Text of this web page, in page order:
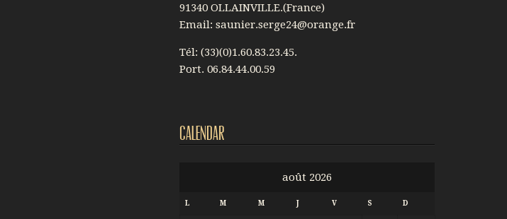
91340 OLLAINVILLE.(France)
Email: saunier.serge24@orange.fr
Tél: (33)(0)1.60.83.23.45.
Port. 06.84.44.00.59
Calendar
août 2026
L M M V S D